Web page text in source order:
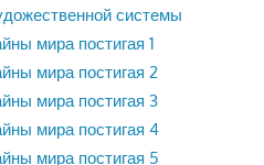
системы
мира постигая 1
мира постигая 2
мира постигая 3
мира постигая 4
мира постигая 5